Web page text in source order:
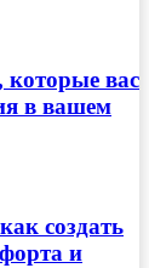
которые вас
в вашем
создать
и